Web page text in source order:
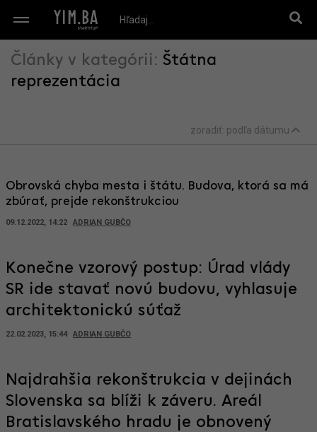
Články v kategórii: Štátna
reprezentácia
zoradiť: podľa dátumu
Obrovská chyba mesta i štátu. Budova, ktorá sa má
zbúrať, prejde rekonštrukciou
09.12.2022, 14:22 ADRIAN GUBČO
Konečne vzorový postup: Úrad vlády
SR ide stavať novú budovu, vyhlasuje
architektonickú súťaž
22.02.2023, 15:44 ADRIAN GUBČO
Najdrahšia rekonštrukcia v dejinách
Slovenska sa blíži k záveru. Areál
Bratislavského hradu je obnovený